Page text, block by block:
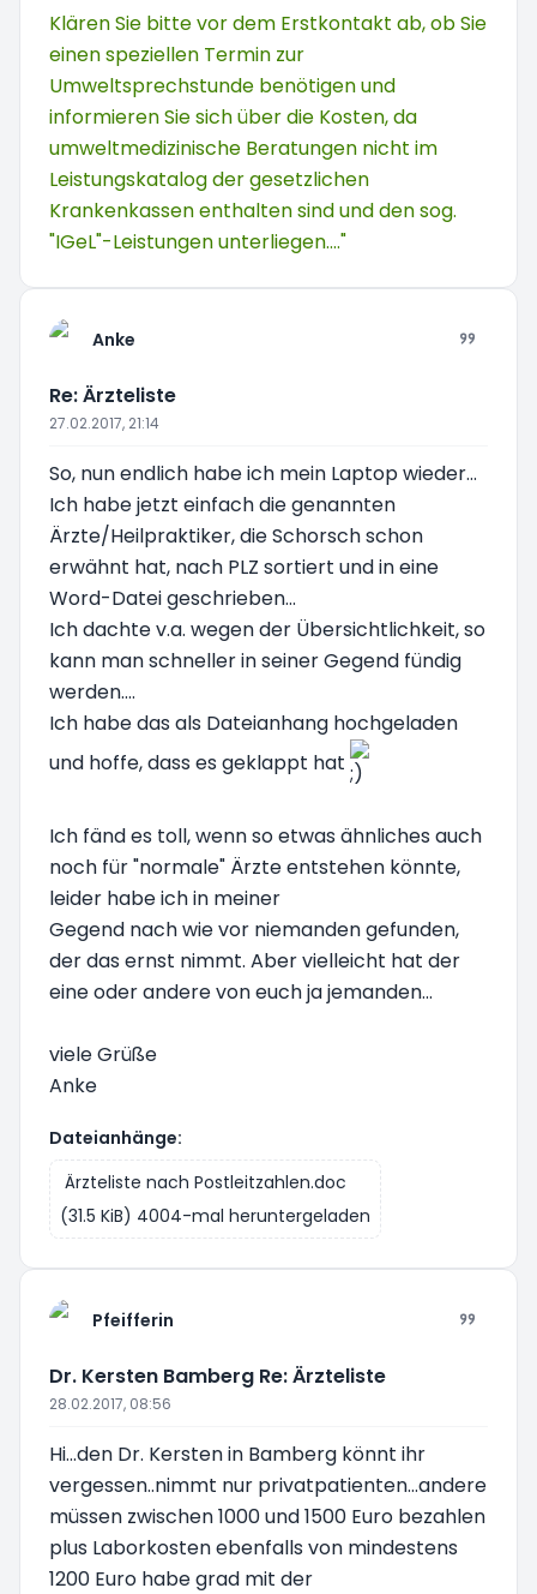
Klären Sie bitte vor dem Erstkontakt ab, ob Sie
einen speziellen Termin zur
Umweltsprechstunde benötigen und
informieren Sie sich über die Kosten, da
umweltmedizinische Beratungen nicht im
Leistungskatalog der gesetzlichen
Krankenkassen enthalten sind und den sog.
"IGeL"-Leistungen unterliegen...."
Anke
Re: Ärzteliste
27.02.2017, 21:14
So, nun endlich habe ich mein Laptop wieder...
Ich habe jetzt einfach die genannten
Ärzte/Heilpraktiker, die Schorsch schon
erwähnt hat, nach PLZ sortiert und in eine
Word-Datei geschrieben...
Ich dachte v.a. wegen der Übersichtlichkeit, so
kann man schneller in seiner Gegend fündig
werden....
Ich habe das als Dateianhang hochgeladen
und hoffe, dass es geklappt hat
Ich fänd es toll, wenn so etwas ähnliches auch
noch für "normale" Ärzte entstehen könnte,
leider habe ich in meiner
Gegend nach wie vor niemanden gefunden,
der das ernst nimmt. Aber vielleicht hat der
eine oder andere von euch ja jemanden...
viele Grüße
Anke
Dateianhänge:
Ärzteliste nach Postleitzahlen.doc
(31.5 KiB) 4004-mal heruntergeladen
Pfeifferin
Dr. Kersten Bamberg Re: Ärzteliste
28.02.2017, 08:56
Hi...den Dr. Kersten in Bamberg könnt ihr
vergessen..nimmt nur privatpatienten...andere
müssen zwischen 1000 und 1500 Euro bezahlen
plus Laborkosten ebenfalls von mindestens
1200 Euro habe grad mit der